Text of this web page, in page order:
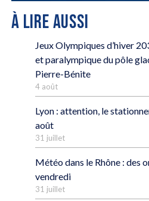
À LIRE AUSSI
Jeux Olympiques d’hiver
et paralympique du pôle
Pierre-Bénite
4 août
Lyon : attention, le
août
31 juillet
Météo dans le Rhône : des
vendredi
31 juillet